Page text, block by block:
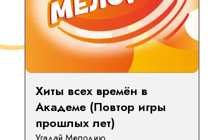
Хиты всех времён в
Академе (Повтор игры
прошлых лет)